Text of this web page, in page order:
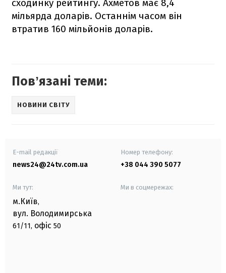
сходинку рейтингу. Ахметов має 8,4
мільярда доларів. Останнім часом він
втратив 160 мільйонів доларів.
Повʼязані теми:
НОВИНИ СВІТУ
E-mail редакції
news24@24tv.com.ua
Номер телефону:
+38 044 390 5077
Ми тут:
м.Київ,
вул. Володимирська
61/11, офіс 50
Ми в соцмережах: